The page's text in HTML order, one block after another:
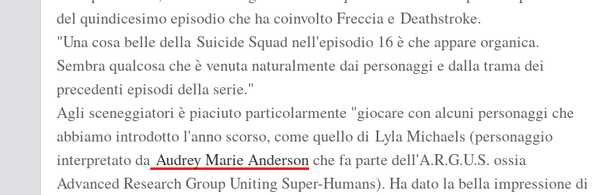
del quindicesimo episodio che ha coinvolto Freccia e Deathstroke.
"Una cosa belle della Suicide Squad nell'episodio 16 è che appare organica.
Sembra qualcosa che è venuta naturalmente dai personaggi e dalla trama dei
precedenti episodi della serie."
Agli sceneggiatori è piaciuto particolarmente "giocare con alcuni personaggi che
abbiamo introdotto l'anno scorso, come quello di Lyla Michaels (personaggio
interpretato da Audrey Marie Andersonche fa parte dell'A.R.G.U.S. ossia
Advanced Research Group Uniting Super-Humans). Ha dato la bella impressione di